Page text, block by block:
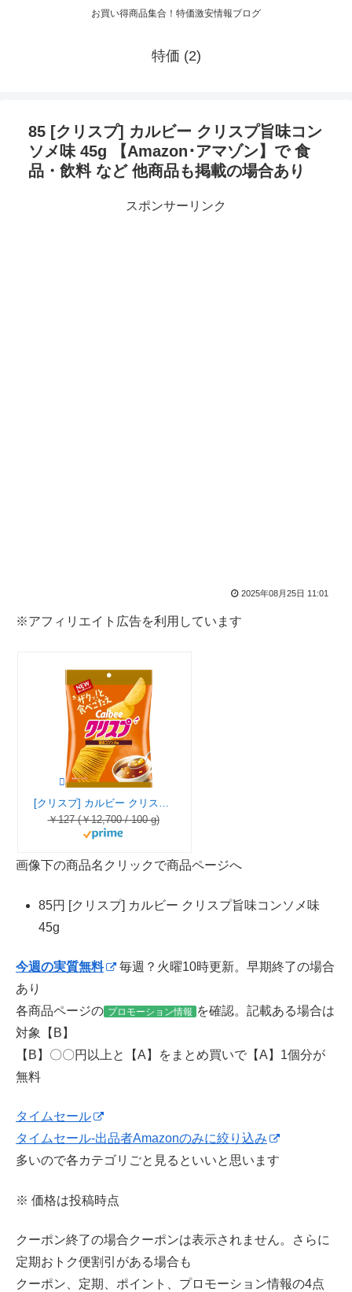
お買い得商品集合！特価激安情報ブログ
特価 (2)
85 [クリスプ] カルビー クリスプ旨味コン
ソメ味 45g 【Amazon･アマゾン】で 食
品・飲料 など 他商品も掲載の場合あり
スポンサーリンク
2025年08月25日 11:01
※アフィリエイト広告を利用しています
[クリスプ] カルビー クリスプ旨味コンソメ味 45g
￥127 (￥12,700 / 100 g)
画像下の商品名クリックで商品ページへ
85円 [クリスプ] カルビー クリスプ旨味コンソメ味
45g
今週の実質無料
毎週？火曜10時更新。早期終了の場合
あり
各商品ページの プロモーション情報 を確認。記載ある場合は
対象【B】
【B】〇〇円以上と【A】をまとめ買いで【A】1個分が
無料
タイムセール
タイムセール-出品者Amazonのみに絞り込み
多いので各カテゴリごと見るといいと思います
※ 価格は投稿時点
クーポン終了の場合クーポンは表示されません。さらに
定期おトク便割引がある場合も
クーポン、定期、ポイント、プロモーション情報の4点